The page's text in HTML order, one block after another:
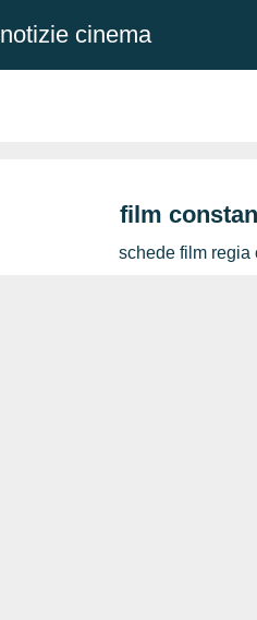
notizie cinema
film
schede film regia